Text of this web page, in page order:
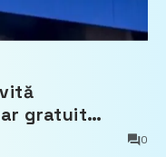
gratuit
pe bunurile
0